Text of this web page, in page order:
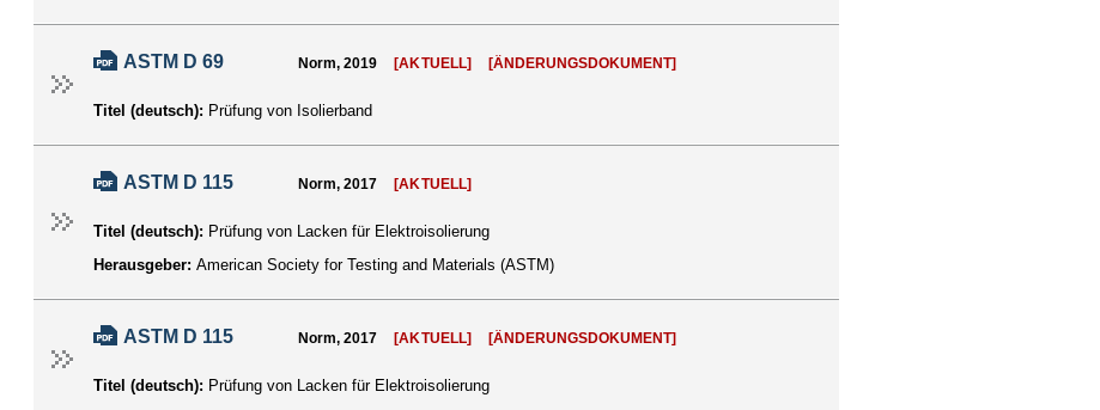
ASTM D 69 Norm, 2019 [AKTUELL] [ÄNDERUNGSDOKUMENT]
Titel (deutsch): Prüfung von Isolierband
ASTM D 115 Norm, 2017 [AKTUELL]
Titel (deutsch): Prüfung von Lacken für Elektroisolierung
Herausgeber: American Society for Testing and Materials (ASTM)
ASTM D 115 Norm, 2017 [AKTUELL] [ÄNDERUNGSDOKUMENT]
Titel (deutsch): Prüfung von Lacken für Elektroisolierung